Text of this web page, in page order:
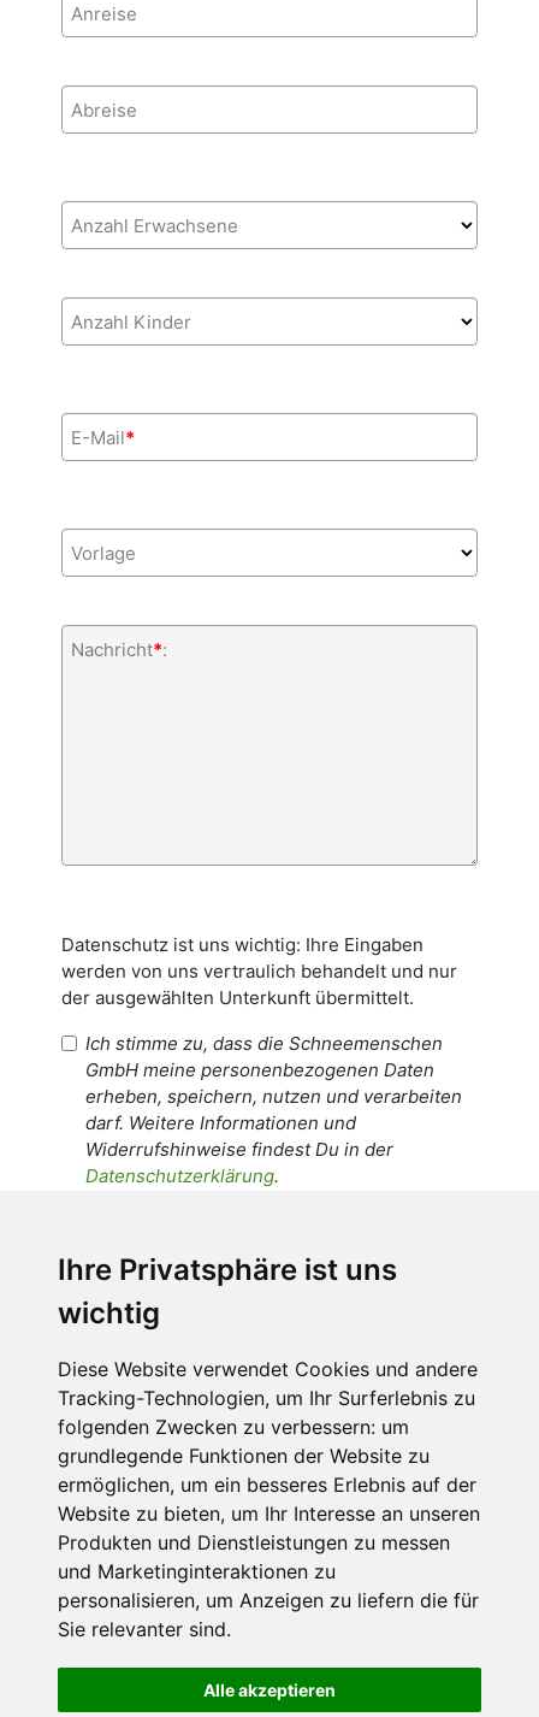
Ihre Privatsphäre ist uns
wichtig
Diese Website verwendet Cookies und andere
Tracking-Technologien, um Ihr Surferlebnis zu
folgenden Zwecken zu verbessern: um
grundlegende Funktionen der Website zu
ermöglichen, um ein besseres Erlebnis auf der
Website zu bieten, um Ihr Interesse an unseren
Produkten und Dienstleistungen zu messen
und Marketinginteraktionen zu
personalisieren, um Anzeigen zu liefern die für
Sie relevanter sind.
Alle akzeptieren
Anreise
Abreise
Anzahl Erwachsene
Anzahl Kinder
E-Mail*
Vorlage
Nachricht*:
Datenschutz ist uns wichtig: Ihre Eingaben
werden von uns vertraulich behandelt und nur
der ausgewählten Unterkunft übermittelt.
Ich stimme zu, dass die Schneemenschen
GmbH meine personenbezogenen Daten
erheben, speichern, nutzen und verarbeiten
darf. Weitere Informationen und
Widerrufshinweise findest Du in der
Datenschutzerklärung.
personenbezogenen Daten an den
Empfänger dieser Nachricht weitergeleitet
werden dürfen. Weitere Informationen und
Widerrufshinweise findest Du in der
Datenschutzerklärung.
Anfrage abschicken
Diese Seite ist durch reCAPTCHA geschützt und es
gelten die GoogleDatenschutzerklärung und
Nutzungsbedingungen.
Datenschutzbedingungen